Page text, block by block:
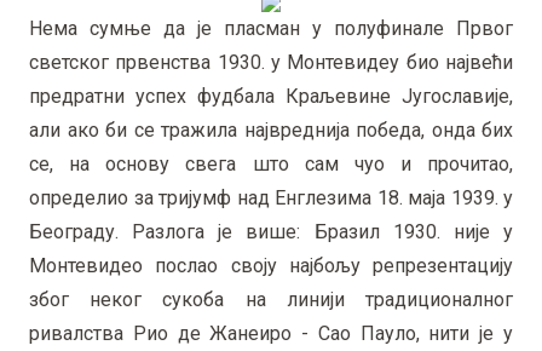
Нема сумње да је пласман у полуфинале Првог
светског првенства 1930. у Монтевидеу био највећи
предратни успех фудбала Краљевине Југославије,
али ако би се тражила највреднија победа, онда бих
се, на основу свега што сам чуо и прочитао,
определио за тријумф над Енглезима 18. маја 1939. у
Београду. Разлога је више: Бразил 1930. није у
Монтевидео послао своју најбољу репрезентацију
због неког сукоба на линији традиционалног
ривалства Рио де Жанеиро - Сао Пауло, нити је у